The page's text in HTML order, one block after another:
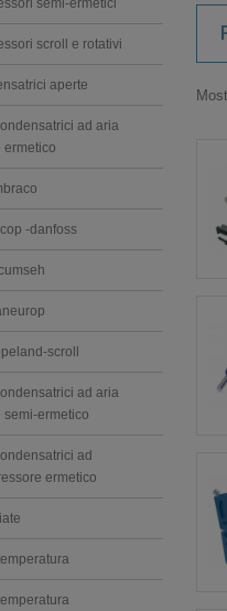
semi-ermetici
scroll e rotativi
aperte
ad aria
ermetico
-danfoss
scroll
ad aria
semi-ermetico
ad
ermetico